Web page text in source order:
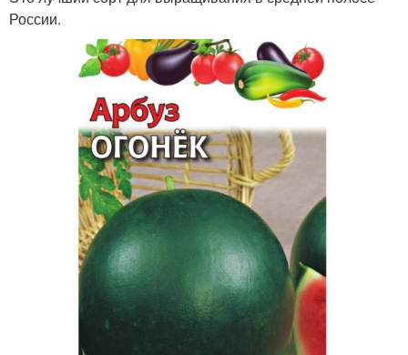
России.